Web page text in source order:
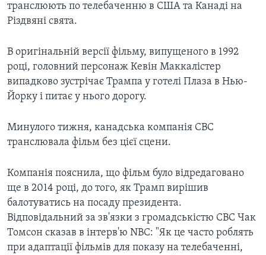
транслюють по телебаченню в США та Канаді на
Різдвяні свята.
В оригінальній версії фільму, випущеного в 1992
році, головний персонаж Кевін Маккалістер
випадково зустрічає Трампа у готелі Плаза в Нью-
Йорку і питає у нього дорогу.
Минулого тижня, канадська компанія СВС
транслювала фільм без цієї сцени.
Компанія пояснила, що фільм було відредаговано
ще в 2014 році, до того, як Трамп вирішив
балотуватись на посаду президента.
Відповідальний за зв'язки з громадськістю СВС Чак
Томсон сказав в інтерв'ю NBC: "Як це часто роблять
при адаптації фільмів для показу на телебаченні,